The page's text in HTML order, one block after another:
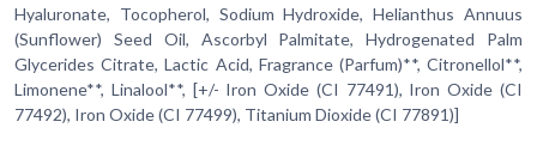
Hyaluronate, Tocopherol, Sodium Hydroxide, Helianthus Annuus
(Sunflower) Seed Oil, Ascorbyl Palmitate, Hydrogenated Palm
Glycerides Citrate, Lactic Acid, Fragrance (Parfum)**, Citronellol**,
Limonene**, Linalool**, [+/- Iron Oxide (CI 77491), Iron Oxide (CI
77492), Iron Oxide (CI 77499), Titanium Dioxide (CI 77891)]